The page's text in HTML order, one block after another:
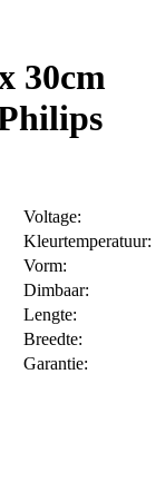
30cm
Voltage:
Kleurtemperatuur:
Vorm:
Dimbaar:
Lengte:
Breedte:
Garantie: